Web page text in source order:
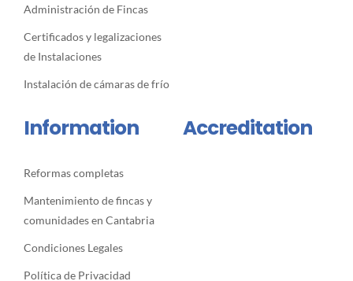
Administración de Fincas
Certificados y legalizaciones
de Instalaciones
Instalación de cámaras de frío
Information
Reformas completas
Mantenimiento de fincas y
comunidades en Cantabria
Condiciones Legales
Política de Privacidad
Accreditation